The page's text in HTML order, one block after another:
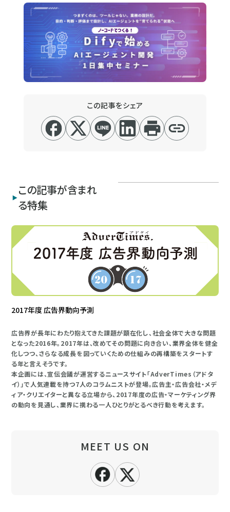
この記事をシェア
この記事が含まれ
る特集
2017年度 広告界動向予測
広告界が長年にわたり抱えてきた課題が顕在化し、社会全体で大きな問題
となった2016年。2017年は、改めてその問題に向き合い、業界全体を健全
化しつつ、さらなる成長を図っていくための仕組みの再構築をスタートす
る年と言えそうです。
本企画には、宣伝会議が運営するニュースサイト「AdverTimes（アドタ
イ）」で人気連載を持つ7人のコラムニストが登場。広告主・広告会社・メデ
ィア・クリエイターと異なる立場から、2017年度の広告・マーケティング界
の動向を見通し、業界に携わる一人ひとりがとるべき行動を考えます。
MEET US ON